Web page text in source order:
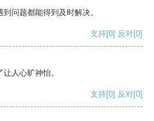
问题都能得到及时解决。
支持[0] 反对[0]
人心旷神怡。
支持[0] 反对[0]